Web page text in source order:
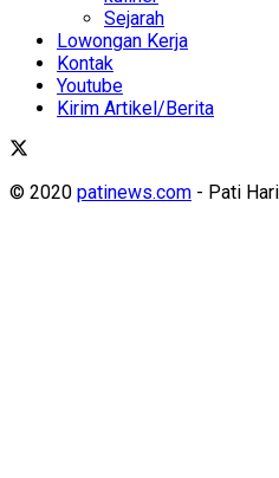
Sejarah
Lowongan Kerja
Kontak
Youtube
Kirim Artikel/Berita
© 2020 patinews.com - Pati